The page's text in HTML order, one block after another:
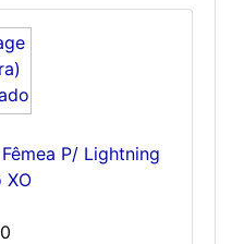
P/ Lightning
XO